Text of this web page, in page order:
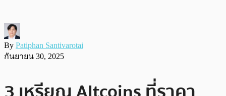
By Patiphan Santivarotai
กันยายน 30, 2025